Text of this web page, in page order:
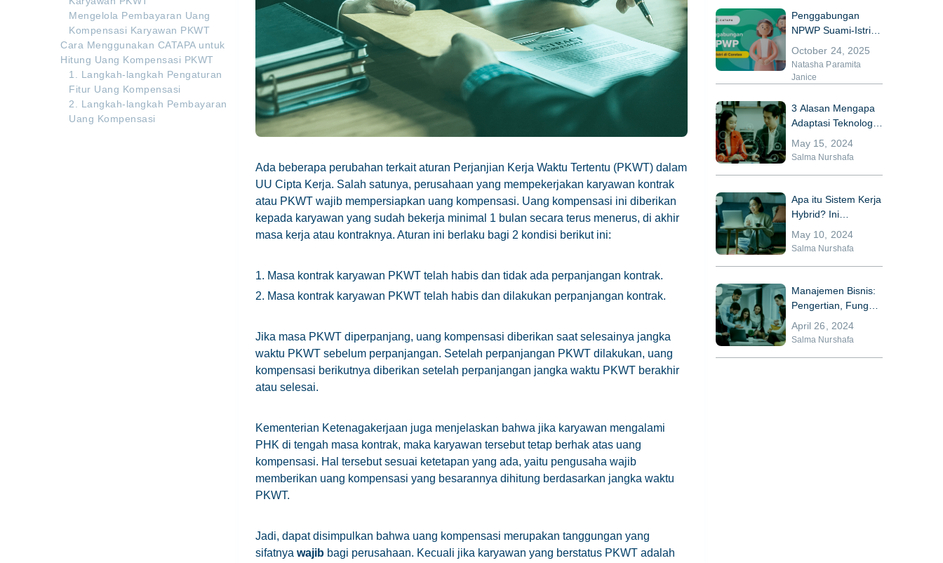
Mengelola Pembayaran Uang
Kompensasi Karyawan PKWT
Cara Menggunakan CATAPA untuk
Hitung Uang Kompensasi PKWT
1. Langkah-langkah Pengaturan
Fitur Uang Kompensasi
2. Langkah-langkah Pembayaran
Uang Kompensasi
Ada beberapa perubahan terkait aturan Perjanjian Kerja Waktu Tertentu (PKWT) dalam
UU Cipta Kerja. Salah satunya, perusahaan yang mempekerjakan karyawan kontrak
atau PKWT wajib mempersiapkan uang kompensasi. Uang kompensasi ini diberikan
kepada karyawan yang sudah bekerja minimal 1 bulan secara terus menerus, di akhir
masa kerja atau kontraknya. Aturan ini berlaku bagi 2 kondisi berikut ini:
1. Masa kontrak karyawan PKWT telah habis dan tidak ada perpanjangan kontrak.
2. Masa kontrak karyawan PKWT telah habis dan dilakukan perpanjangan kontrak.
Jika masa PKWT diperpanjang, uang kompensasi diberikan saat selesainya jangka
waktu PKWT sebelum perpanjangan. Setelah perpanjangan PKWT dilakukan, uang
kompensasi berikutnya diberikan setelah perpanjangan jangka waktu PKWT berakhir
atau selesai.
Kementerian Ketenagakerjaan juga menjelaskan bahwa jika karyawan mengalami
PHK di tengah masa kontrak, maka karyawan tersebut tetap berhak atas uang
kompensasi. Hal tersebut sesuai ketetapan yang ada, yaitu pengusaha wajib
memberikan uang kompensasi yang besarannya dihitung berdasarkan jangka waktu
PKWT.
Jadi, dapat disimpulkan bahwa uang kompensasi merupakan tanggungan yang
sifatnya wajib bagi perusahaan. Kecuali jika karyawan yang berstatus PKWT adalah
Penggabungan
NPWP Suami-Istri di
Coretax
October 24, 2025
Natasha Paramita
Janice
3 Alasan Mengapa
Adaptasi Teknologi
Bisa Meningkatkan
Kinerja HR
May 15, 2024
Salma Nurshafa
Apa itu Sistem Kerja
Hybrid? Ini
Kelebihan dan
Kekurangannya
May 10, 2024
Salma Nurshafa
Manajemen Bisnis:
Pengertian, Fungsi,
dan Komponennya
April 26, 2024
Salma Nurshafa